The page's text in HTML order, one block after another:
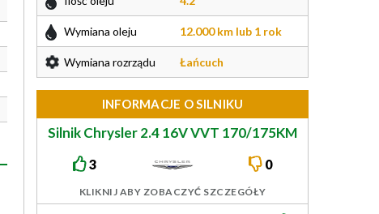
Wymiana oleju 12.000 km lub 1 rok
Wymiana rozrządu Łańcuch
INFORMACJE O SILNIKU
Silnik Chrysler 2.4 16V VVT 170/175KM
3 0
KLIKNIJ ABY ZOBACZYĆ SZCZEGÓŁY